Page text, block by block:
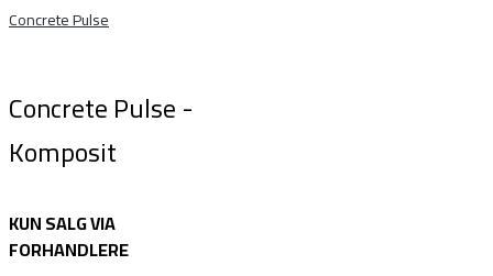
Concrete Pulse
Concrete Pulse -
Komposit
KUN SALG VIA
FORHANDLERE